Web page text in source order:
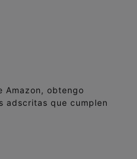
Amazon, obtengo
adscritas que cumplen